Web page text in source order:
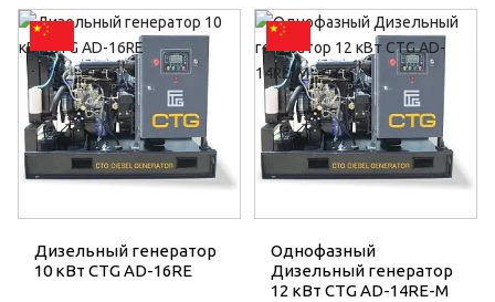
Дизельный генератор
10 кВт CTG AD-16RE
Однофазный
Дизельный генератор
12 кВт CTG AD-14RE-M